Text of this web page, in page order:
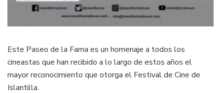
Este Paseo de la Fama es un homenaje a todos los
cineastas que han recibido a lo largo de estos años el
mayor reconocimiento que otorga el Festival de Cine de
Islantilla.